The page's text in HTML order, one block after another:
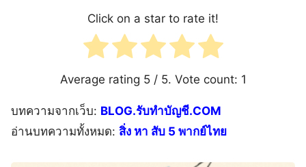
Click on a star to rate it!
Average rating 5/ 5. Vote count: 1
บทความจากเว็บ: BLOG.รับทำบัญชี.COM
อ่านบทความทั้งหมด: สิ่ง หา สับ 5 พากย์ไทย